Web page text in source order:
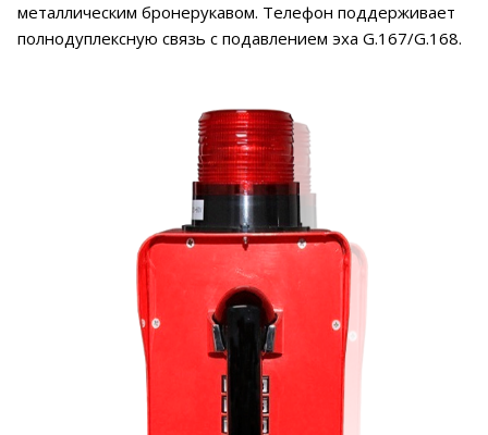
металлическим бронерукавом. Телефон поддерживает
полнодуплексную связь с подавлением эха G.167/G.168.